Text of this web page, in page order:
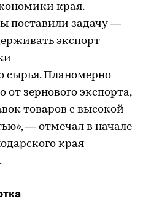
края.
поставили задачу —
экспорт
сырья. Планомерно
зернового экспорта,
товаров с высокой
— отмечал в начале
края